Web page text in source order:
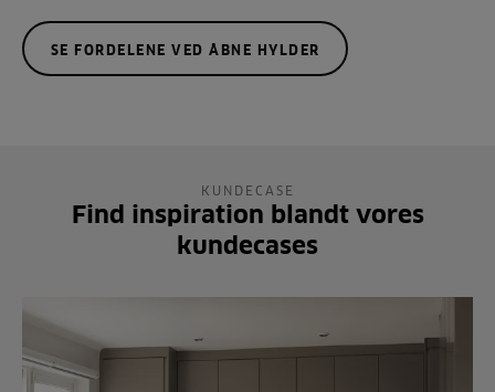
SE FORDELENE VED ÅBNE HYLDER
KUNDECASE
Find inspiration blandt vores
kundecases